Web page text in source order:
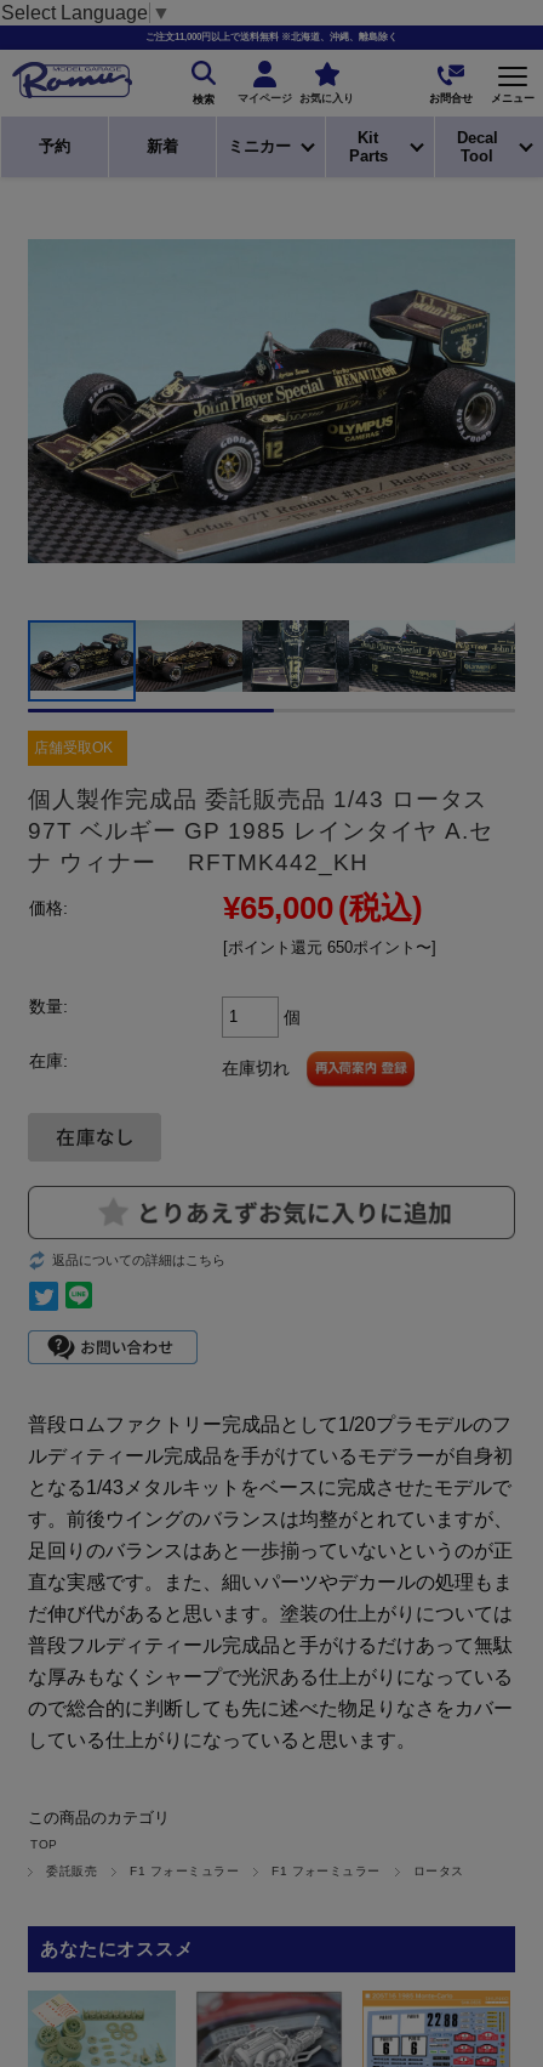
Select Language ▼
ご注文11,000円以上で送料無料 ※北海道、沖縄、離島除く
検索 マイページ お気に入り お問合せ メニュー
予約 新着 ミニカー
Kit
Parts
Decal
Tool
店舗受取OK
個人製作完成品 委託販売品 1/43 ロータス
97T ベルギー GP 1985 レインタイヤ A.セ
ナ ウィナー RFTMK442_KH
価格: ¥65,000(税込)
[ポイント還元 650ポイント〜]
数量:
個
在庫: 在庫切れ
返品についての詳細はこちら
普段ロムファクトリー完成品として1/20プラモデルのフ
ルディティール完成品を手がけているモデラーが自身初
となる1/43メタルキットをベースに完成させたモデルで
す。前後ウイングのバランスは均整がとれていますが、
足回りのバランスはあと一歩揃っていないというのが正
直な実感です。また、細いパーツやデカールの処理もま
だ伸び代があると思います。塗装の仕上がりについては
普段フルディティール完成品と手がけるだけあって無駄
な厚みもなくシャープで光沢ある仕上がりになっている
ので総合的に判断しても先に述べた物足りなさをカバー
している仕上がりになっていると思います。
この商品のカテゴリ
TOP
委託販売
F1 フォーミュラー F1 フォーミュラー ロータス
あなたにオススメ